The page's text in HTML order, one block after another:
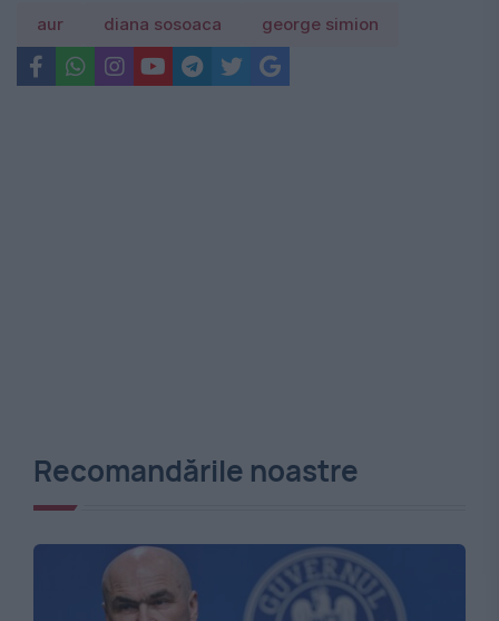
aur diana sosoaca george simion
Recomandările noastre